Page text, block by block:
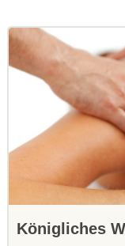
Königliches